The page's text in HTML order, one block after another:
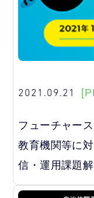
2021.09.21
フューチャー
教育機関等に
信・運用課題